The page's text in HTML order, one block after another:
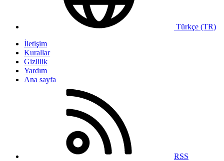
Türkçe (TR)
İletişim
Kurallar
Gizlilik
Yardım
Ana sayfa
RSS